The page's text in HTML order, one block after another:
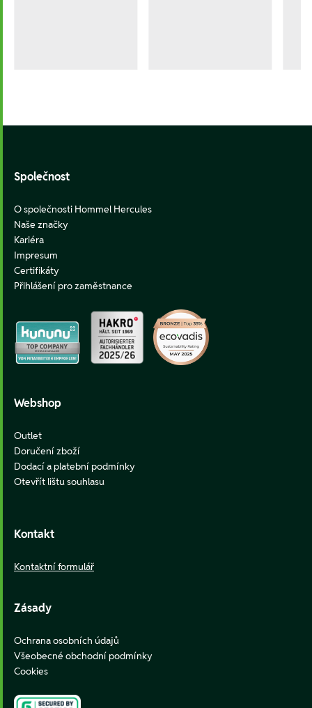
Společnost
O společnosti Hommel Hercules
Naše značky
Kariéra
Impresum
Certifikáty
Přihlášení pro zaměstnance
Webshop
Outlet
Doručení zboží
Dodací a platební podmínky
Otevřít lištu souhlasu
Kontakt
Kontaktní formulář
Zásady
Ochrana osobních údajů
Všeobecné obchodní podmínky
Cookies